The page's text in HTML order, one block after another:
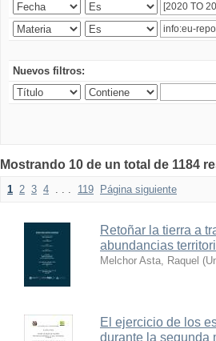
Nuevos filtros:
Mostrando 10 de un total de 1184
1 2 3 4 . . . 119 Página siguiente
Retoñar la tierra a
abundancias
Melchor Asta, Raquel (
El ejercicio de los
durante la segunda